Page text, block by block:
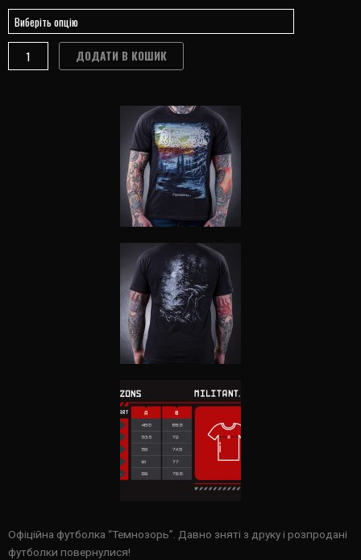
ДОДАТИ В КОШИК
Офіційна футболка “Темнозорь”. Давно зняті з друку і розпродані
футболки повернулися!